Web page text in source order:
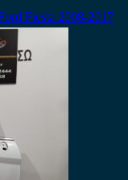
Fiesta 2008-2017